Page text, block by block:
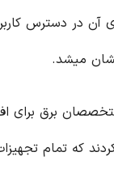
آن در دسترس
میشد.
برق برای
که تمام